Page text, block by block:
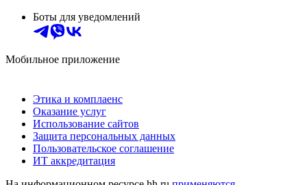
Боты для уведомлений
Мобильное приложение
Этика и комплаенс
Оказание услуг
Использование сайтов
Защита персональных данных
Пользовательское соглашение
ИТ аккредитация